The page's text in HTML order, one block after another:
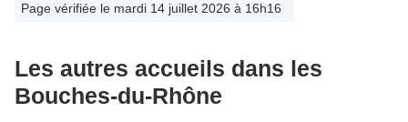
Page vérifiée le mardi 14 juillet 2026 à 16h16
Les autres accueils dans les
Bouches-du-Rhône